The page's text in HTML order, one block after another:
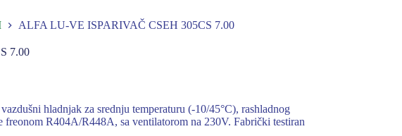
ALFA LU-VE ISPARIVAČ CSEH 305CS 7.00
7.00
hladnjak za srednju temperaturu (-10/45°C), rashladnog
freonom R404A/R448A, sa ventilatorom na 230V. Fabrički testiran